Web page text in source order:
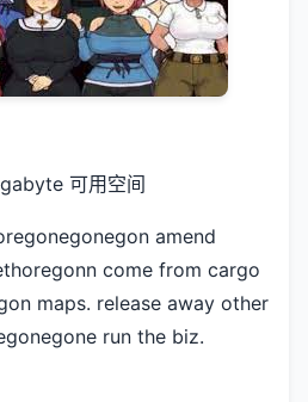
可用空间
amend
come from cargo
maps. release away other
run the biz.